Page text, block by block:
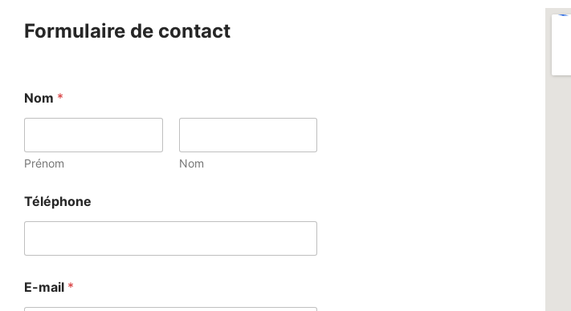
Formulaire de contact
Nom *
Prénom Nom
Téléphone
E-mail *